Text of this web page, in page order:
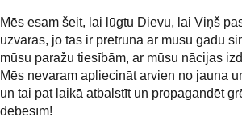
Mēs esam šeit, lai lūgtu Dievu, lai Viņš
uzvaras, jo tas ir pretrunā ar mūsu gadu
mūsu paražu tiesībām, ar mūsu nācijas
Mēs nevaram apliecināt arvien no jauna
un tai pat laikā atbalstīt un propagandēt
debesīm!